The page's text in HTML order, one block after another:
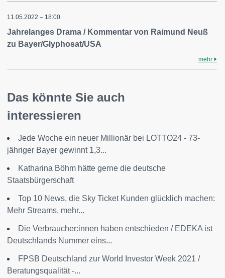
11.05.2022 – 18:00
Jahrelanges Drama / Kommentar von Raimund Neuß
zu Bayer/Glyphosat/USA
mehr
Das könnte Sie auch
interessieren
Jede Woche ein neuer Millionär bei LOTTO24 - 73-
jähriger Bayer gewinnt 1,3...
Katharina Böhm hätte gerne die deutsche
Staatsbürgerschaft
Top 10 News, die Sky Ticket Kunden glücklich machen:
Mehr Streams, mehr...
Die Verbraucher:innen haben entschieden / EDEKA ist
Deutschlands Nummer eins...
FPSB Deutschland zur World Investor Week 2021 /
Beratungsqualität -...